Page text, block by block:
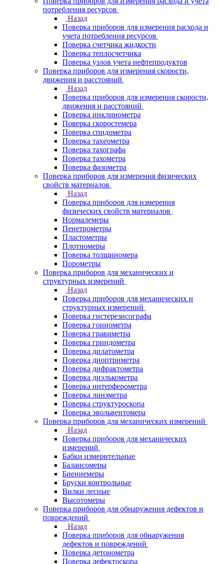
потребления ресурсов
Назад
Поверка приборов для измерения расхода и
учета потребления ресурсов
Поверка счетчика жидкости
Поверка теплосчетчика
Поверка узлов учета нефтепродуктов
Поверка приборов для измерения скорости,
движения и расстояний
Назад
Поверка приборов для измерения скорости,
движения и расстояний
Поверка инклинометра
Поверка скоростемера
Поверка спидометра
Поверка тахеометра
Поверка тахографа
Поверка тахометра
Поверка фазометра
Поверка приборов для измерения физических
свойств материалов
Назад
Поверка приборов для измерения
физических свойств материалов
Нормалемеры
Пенетрометры
Пластометры
Плотномеры
Поверка толщиномера
Порометры
Поверка приборов для механических и
структурных измерений
Назад
Поверка приборов для механических и
структурных измерений
Поверка гистерезисографа
Поверка гониометра
Поверка гравиметра
Поверка гриндометра
Поверка дилатометра
Поверка диоптриметра
Поверка дифрактометра
Поверка диэлькометра
Поверка интерферометра
Поверка линзметра
Поверка структуроскопа
Поверка эвольвентомера
Поверка приборов для механических измерений
Назад
Поверка приборов для механических
измерений
Бабки измерительные
Балансомеры
Биениемеры
Бруски контрольные
Вилки лесные
Высотомеры
Поверка приборов для обнаружения дефектов и
повреждений
Назад
Поверка приборов для обнаружения
дефектов и повреждений
Поверка детонометра
Поверка дефектоскопа